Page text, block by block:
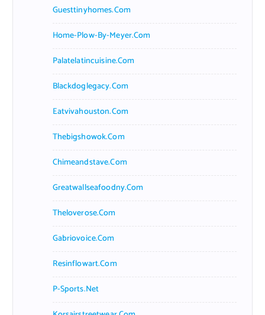
Guesttinyhomes.com
Home-Plow-By-Meyer.com
Palatelatincuisine.com
Blackdoglegacy.com
Eatvivahouston.com
Thebigshowok.com
Chimeandstave.com
Greatwallseafoodny.com
Theloverose.com
Gabriovoice.com
Resinflowart.com
P-Sports.net